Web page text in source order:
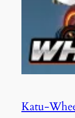
Katu-